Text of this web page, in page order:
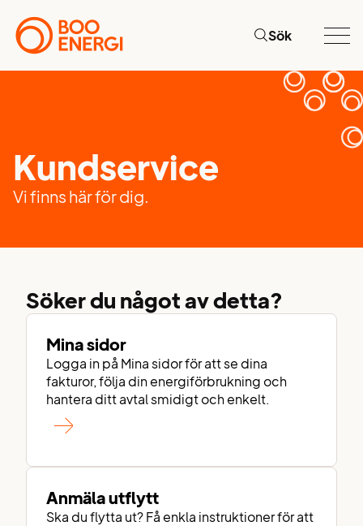
Sök
Kundservice
Vi finns här för dig.
Söker du något av detta?
Mina sidor
Logga in på Mina sidor för att se dina
fakturor, följa din energiförbrukning och
hantera ditt avtal smidigt och enkelt.
Anmäla utflytt
Ska du flytta ut? Få enkla instruktioner för att